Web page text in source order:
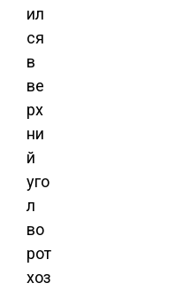
ил
ся
в
ве
рх
ни
й
уго
л
во
рот
хоз